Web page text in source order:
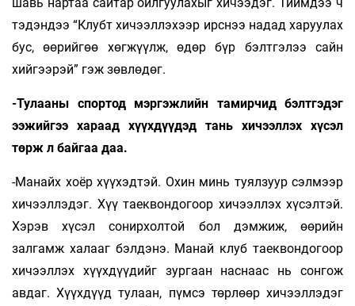
тэдэндээ “Клубт хичээллэхээр ирснээ надад харуулах
бус, өөрийгөө хөгжүүлж, өдөр бүр бэлтгэлээ сайн
хийгээрэй” гэж зөвлөдөг.
-Тулааны спортод мэргэжлийн тамирчид бэлтгэдэг
ээжийгээ хараад хүүхдүүдэд тань хичээллэх хүсэл
төрж л байгаа даа.
-Манайх хоёр хүүхэдтэй. Охин минь туялзуур сэлмээр
хичээллэдэг. Хүү таеквондогоор хичээллэх хүсэлтэй.
Хэрэв хүсэл сонирхолтой бол дэмжиж, өөрийн
залгамж халааг бэлдэнэ. Манай клуб таеквондогоор
хичээллэх хүүхдүүдийг зургаан наснаас нь сонгож
авдаг. Хүүхдүүд тулаан, пүмсэ төрлөөр хичээллэдэг